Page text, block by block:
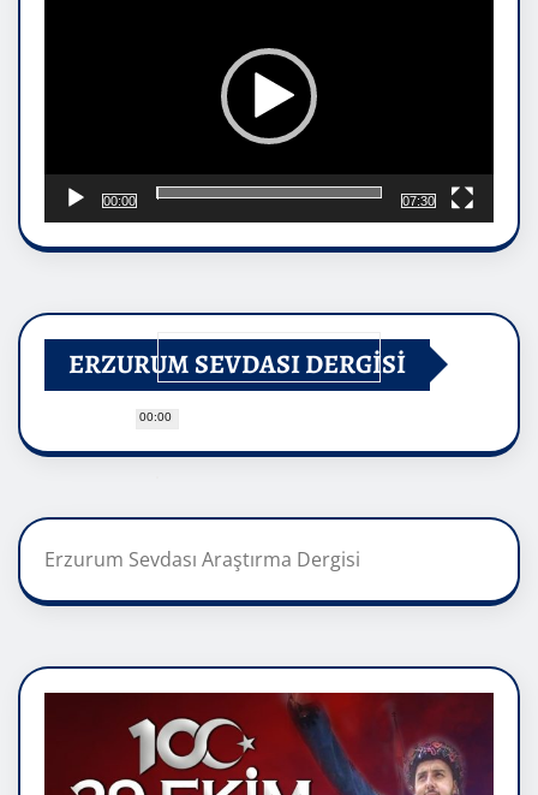
00:00
00:00
07:30
ERZURUM SEVDASI DERGİSİ
Erzurum Sevdası Araştırma Dergisi